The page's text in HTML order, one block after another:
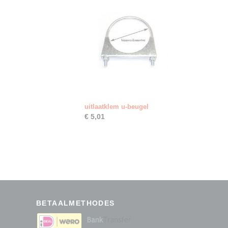
uitlaatklem u-beugel
€ 5,01
BETAALMETHODES